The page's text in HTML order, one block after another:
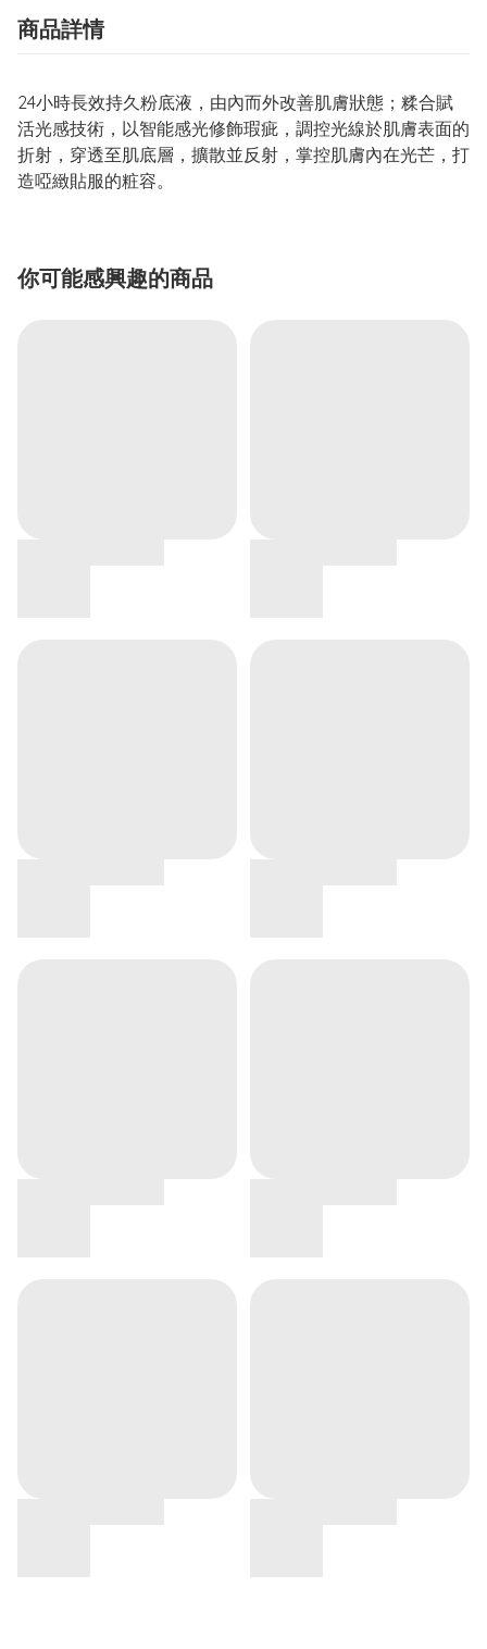
商品詳情
24小時長效持久粉底液，由內而外改善肌膚狀態；糅合賦
活光感技術，以智能感光修飾瑕疵，調控光線於肌膚表面的
折射，穿透至肌底層，擴散並反射，掌控肌膚內在光芒，打
造啞緻貼服的粧容。
你可能感興趣的商品